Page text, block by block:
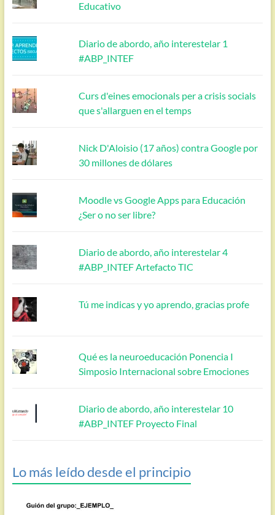
Educativo
Diario de abordo, año interestelar 1
#ABP_INTEF
Curs d'eines emocionals per a crisis socials
que s'allarguen en el temps
Nick D'Aloisio (17 años) contra Google por
30 millones de dólares
Moodle vs Google Apps para Educación
¿Ser o no ser libre?
Diario de abordo, año interestelar 4
#ABP_INTEF Artefacto TIC
Tú me indicas y yo aprendo, gracias profe
Qué es la neuroeducación Ponencia I
Simposio Internacional sobre Emociones
Diario de abordo, año interestelar 10
#ABP_INTEF Proyecto Final
Lo más leído desde el principio